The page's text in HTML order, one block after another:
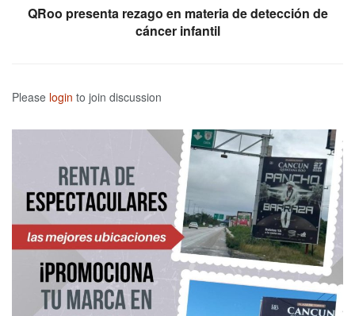
QRoo presenta rezago en materia de detección de
cáncer infantil
Please login to join discussion